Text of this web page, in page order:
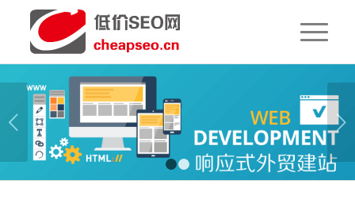
下一页
1 2